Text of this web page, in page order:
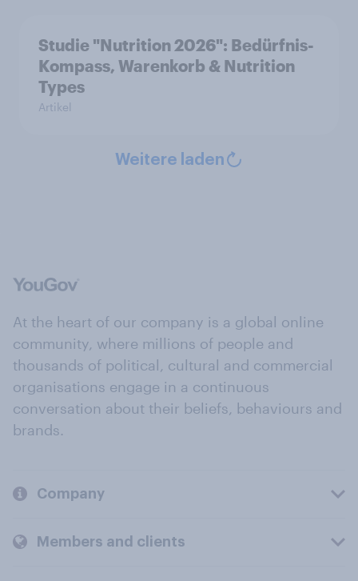
Studie "Nutrition 2026": Bedürfnis-
Kompass, Warenkorb & Nutrition
Types
Artikel
Weitere laden
At the heart of our company is a global online
community, where millions of people and
thousands of political, cultural and commercial
organisations engage in a continuous
conversation about their beliefs, behaviours and
brands.
Company
Members and clients